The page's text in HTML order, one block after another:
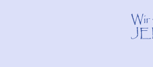
Wir